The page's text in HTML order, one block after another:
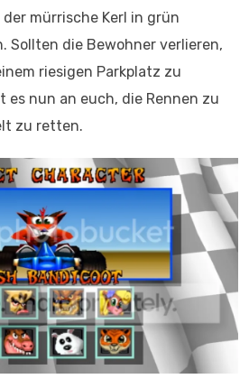
mürrische Kerl in grün
Sollten die Bewohner verlieren,
riesigen Parkplatz zu
es nun an euch, die Rennen zu
zu retten.